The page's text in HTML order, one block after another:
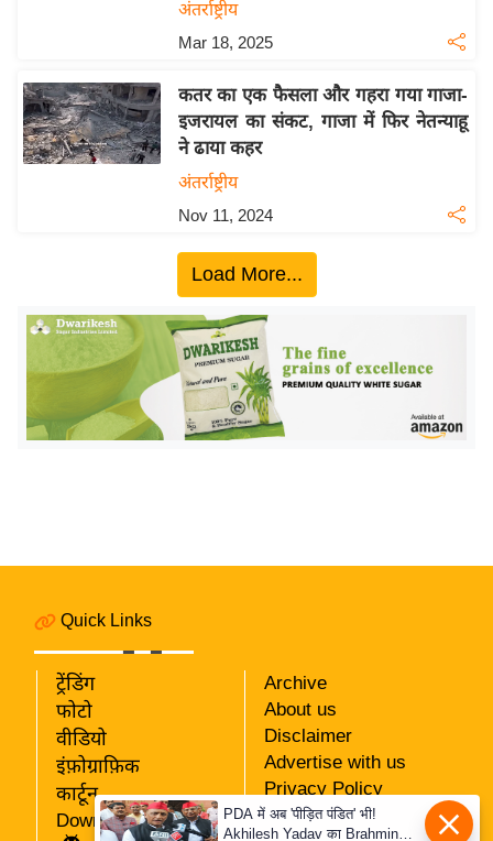
मि
सा
ल
श
त
यं
या
हि
त्य
अंतर्राष्ट्रीय
Mar 18, 2025
कतर का एक फैसला और गहरा गया गाजा-
इजरायल का संकट, गाजा में फिर नेतन्याहू
ने ढाया कहर
अंतर्राष्ट्रीय
Nov 11, 2024
Load More...
Quick Links
ट्रेंडिंग
फोटो
वीडियो
इंफ़ोग्राफ़िक
कार्टून
Download App
Archive
About us
Disclaimer
Advertise with us
Privacy Policy
RSS
PDA में अब 'पीड़ित पंडित' भी!
Akhilesh Yadav का Brahmin